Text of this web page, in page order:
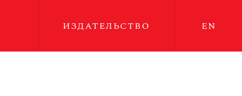
ИЗДАТЕЛЬСТВО EN